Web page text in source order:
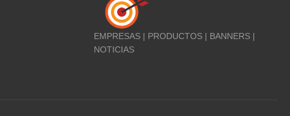
EMPRESAS | PRODUCTOS | BANNERS |
NOTICIAS